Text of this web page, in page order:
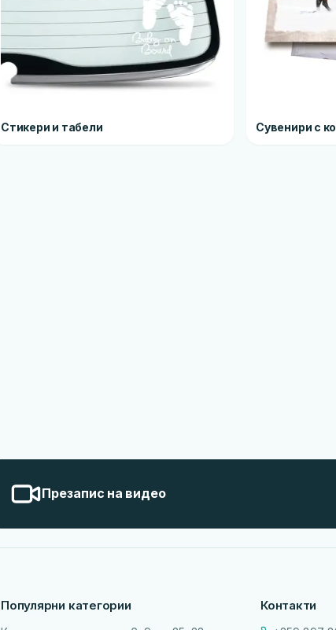
Стикери и табели Сувенири с
Презапис на видео
Популярни категории Контакти